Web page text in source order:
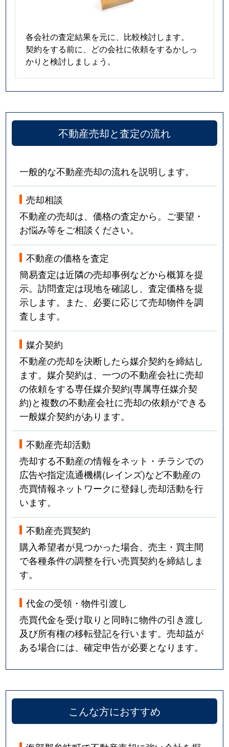
各会社の査定結果を元に、比較検討します。
契約をする前に、どの会社に依頼をするかしっ
かりと検討しましょう。
不動産売却と査定の流れ
一般的な不動産売却の流れを説明します。
売却相談
不動産の売却は、価格の査定から。ご要望・
お悩み等をご相談ください。
不動産の価格を査定
簡易査定は近隣の売却事例などから概算を提
示。訪問査定は現地を確認し、査定価格を提
示します。また、必要に応じて売却物件を調
査します。
媒介契約
不動産の売却を決断したら媒介契約を締結し
ます。媒介契約は、一つの不動産会社に売却
の依頼をする専任媒介契約(専属専任媒介契
約)と複数の不動産会社に売却の依頼ができる
一般媒介契約があります。
不動産売却活動
売却する不動産の情報をネット・チラシでの
広告や指定流通機構(レインズ)など不動産の
売買情報ネットワークに登録し売却活動を行
います。
不動産売買契約
購入希望者が見つかった場合、売主・買主間
で各種条件の調整を行い売買契約を締結しま
す。
代金の受領・物件引渡し
売買代金を受け取りと同時に物件の引き渡し
及び所有権の移転登記を行います。売却益が
ある場合には、確定申告が必要となります。
こんな方におすすめ